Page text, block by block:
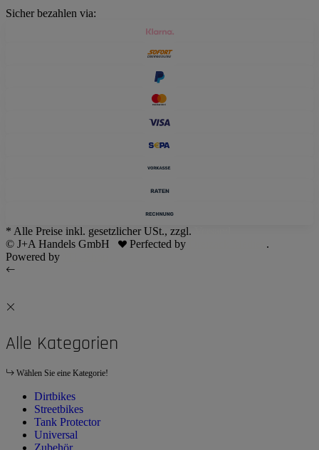
Sicher bezahlen via:
* Alle Preise inkl. gesetzlicher USt., zzgl.
© J+A Handels GmbH
Perfected by
.
Powered by
Alle Kategorien
Wählen Sie eine Kategorie!
Dirtbikes
Streetbikes
Tank Protector
Universal
Zubehör